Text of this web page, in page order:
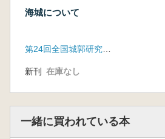
海城について
新刊 在庫なし
一緒に買われている本